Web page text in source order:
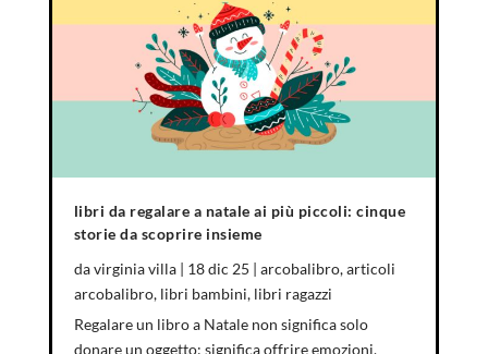
libri da regalare a natale ai più piccoli: cinque
storie da scoprire insieme
davirginia villa| 18 dic 25 | arcobalibro,articoli
arcobalibro, libri bambini, libri ragazzi
Regalare un libro a Natale non significa solo
donare un oggetto: significa offrire emozioni,